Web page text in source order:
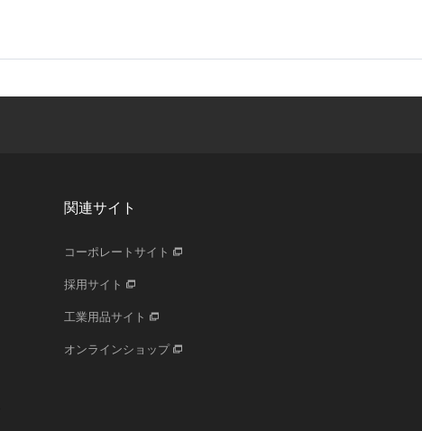
関連サイト
コーポレートサイト
採用サイト
工業用品サイト
オンラインショップ